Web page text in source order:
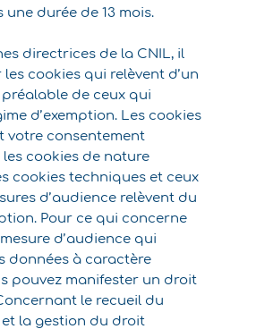
une durée de 13 mois.
directrices de la CNIL, il
cookies qui relèvent d’un
de ceux qui
d’exemption. Les cookies
votre consentement
cookies de nature
cookies techniques et ceux
d’audience relèvent du
Pour ce qui concerne
d’audience qui
données à caractère
pouvez manifester un droit
le recueil du
la gestion du droit